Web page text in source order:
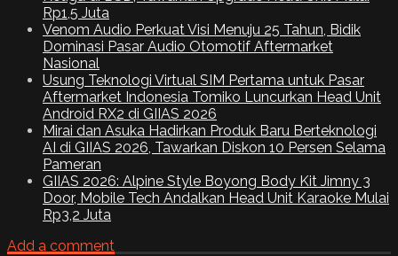
Rp1,5 Juta
Venom Audio Perkuat Visi Menuju 25 Tahun, Bidik
Dominasi Pasar Audio Otomotif Aftermarket
Nasional
Usung Teknologi Virtual SIM Pertama untuk Pasar
Aftermarket Indonesia Tomiko Luncurkan Head Unit
Android RX2 di GIIAS 2026
Mirai dan Asuka Hadirkan Produk Baru Berteknologi
AI di GIIAS 2026, Tawarkan Diskon 10 Persen Selama
Pameran
GIIAS 2026: Alpine Style Boyong Body Kit Jimny 3
Door, Mobile Tech Andalkan Head Unit Karaoke Mulai
Rp3,2 Juta
Add a comment